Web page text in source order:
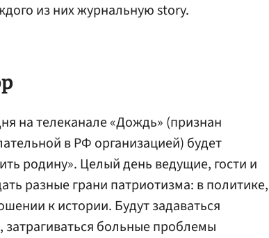
из них журнальную story.
на телеканале «Дождь» (признан
в РФ организацией) будет
родину». Целый день ведущие, гости и
разные грани патриотизма: в политике,
к истории. Будут задаваться
больные проблемы